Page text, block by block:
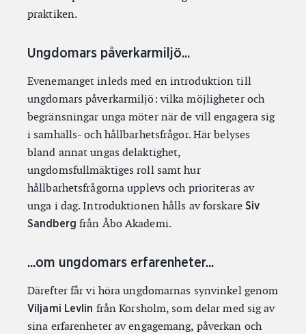
praktiken.
Ungdomars påverkarmiljö...
Evenemanget inleds med en introduktion till
ungdomars påverkarmiljö: vilka möjligheter och
begränsningar unga möter när de vill engagera sig
i samhälls- och hållbarhetsfrågor. Här belyses
bland annat ungas delaktighet,
ungdomsfullmäktiges roll samt hur
hållbarhetsfrågorna upplevs och prioriteras av
unga i dag. Introduktionen hålls av forskare Siv
Sandberg från Åbo Akademi.
...om ungdomars erfarenheter...
Därefter får vi höra ungdomarnas synvinkel genom
Viljami Levlin från Korsholm, som delar med sig av
sina erfarenheter av engagemang, påverkan och